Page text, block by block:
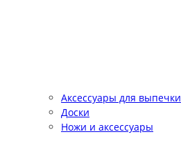
Аксессуары для выпечки
Доски
Ножи и аксессуары